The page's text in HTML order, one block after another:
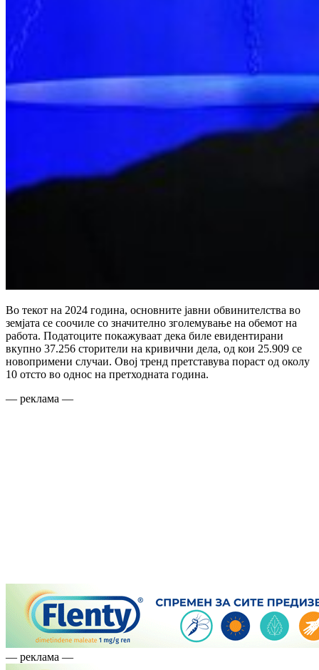
Во текот на 2024 година, основните јавни обвинителства во
земјата се соочиле со значително зголемување на обемот на
работа. Податоците покажуваат дека биле евидентирани
вкупно 37.256 сторители на кривични дела, од кои 25.909 се
новопримени случаи. Овој тренд претставува пораст од околу
10 отсто во однос на претходната година.
— реклама —
— реклама —